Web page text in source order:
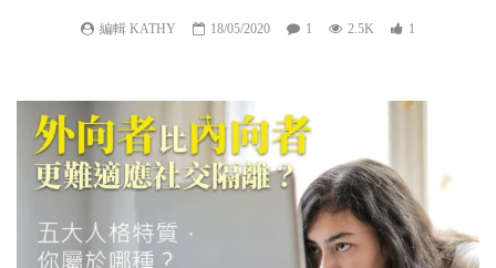
編輯 KATHY 18/05/2020 1 2.5K 1